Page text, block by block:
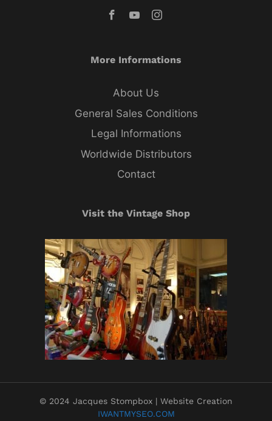
More Informations
About Us
General Sales Conditions
Legal Informations
Worldwide Distributors
Contact
Visit the Vintage Shop
© 2024 Jacques Stompbox | Website Creation
IWANTMYSEO.COM